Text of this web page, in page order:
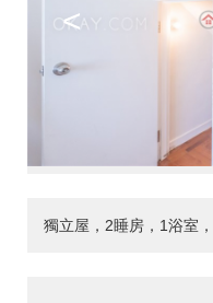
<
獨立屋，2睡房，1浴室